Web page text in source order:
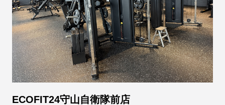
ECOFIT24守山自衛隊前店